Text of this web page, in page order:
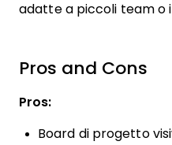
adatte a piccoli team o
Pros and Cons
Pros:
Board di progetto